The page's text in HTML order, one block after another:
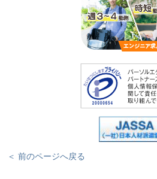
＜ 前のページへ戻る